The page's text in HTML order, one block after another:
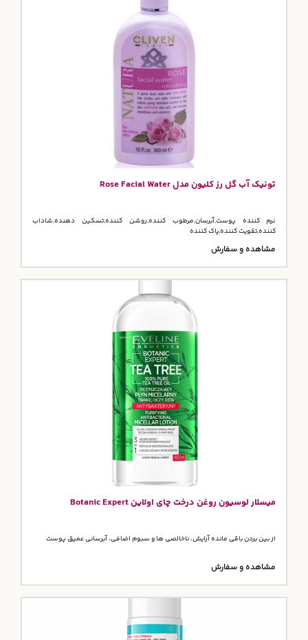
تونیک آب گل رز کلیون مدل Rose Facial Water
نرم کننده پوست,آبرسان,مرطوب کننده,روشن کننده,تسکین دهنده,شاداب
کننده,تقویت کننده,پاک کننده
مشاهده و سفارش
میسلار لوسیون روغن درخت چای اولاین Botanic Expert
از بین بردن باقی مانده آرایش، ناخالصی ها و سبوم اضافی، آبرسانی عمیق پوست
مشاهده و سفارش